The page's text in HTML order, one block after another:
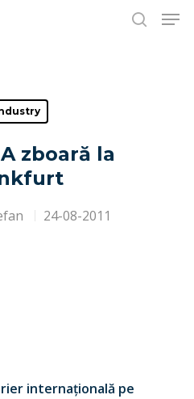
ESC to close
zboară la
24-08-2011
internațională pe